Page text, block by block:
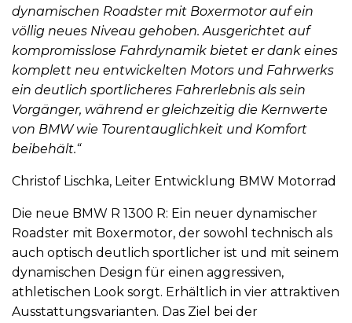
dynamischen Roadster mit Boxermotor auf ein
völlig neues Niveau gehoben. Ausgerichtet auf
kompromisslose Fahrdynamik bietet er dank eines
komplett neu entwickelten Motors und Fahrwerks
ein deutlich sportlicheres Fahrerlebnis als sein
Vorgänger, während er gleichzeitig die Kernwerte
von BMW wie Tourentauglichkeit und Komfort
beibehält.“
Christof Lischka, Leiter Entwicklung BMW Motorrad
Die neue BMW R 1300 R: Ein neuer dynamischer
Roadster mit Boxermotor, der sowohl technisch als
auch optisch deutlich sportlicher ist und mit seinem
dynamischen Design für einen aggressiven,
athletischen Look sorgt. Erhältlich in vier attraktiven
Ausstattungsvarianten. Das Ziel bei der